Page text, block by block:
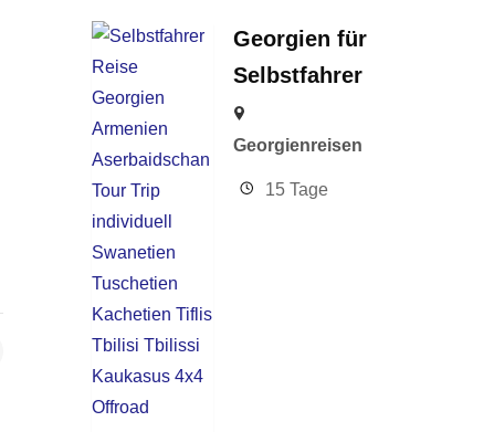
Georgien für
Selbstfahrer
Georgienreisen
15 Tage